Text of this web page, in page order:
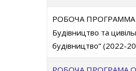
РОБОЧА ПРОГРАММА
Будівництво та
будівництво” (2022-